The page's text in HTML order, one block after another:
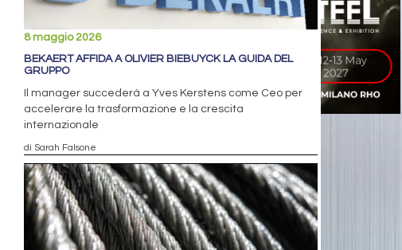
8 maggio 2026
BEKAERT AFFIDA A OLIVIER BIEBUYCK LA GUIDA DEL
GRUPPO
Il manager succederà a Yves Kerstens come Ceo per
accelerare la trasformazione e la crescita
internazionale
di Sarah Falsone